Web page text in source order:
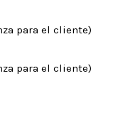
para el cliente)
para el cliente)